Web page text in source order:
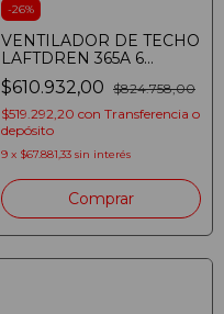
-26%
VENTILADOR DE TECHO
LAFTDREN 365A 6
VELOCIDADES LED 24W
BLANCO
$610.932,00 $824.758,00
$519.292,20 con Transferencia o
depósito
9 x $67.881,33 sin interés